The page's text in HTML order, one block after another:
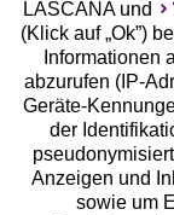
LASCANA und
(Klick auf „Ok”)
Informationen
abzurufen (IP-
Geräte-
der
Anzeigen und
sowie um